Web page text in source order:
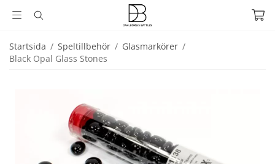
Startsida / Speltillbehör / Glasmarkörer /
Black Opal Glass Stones